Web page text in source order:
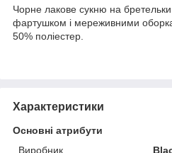
Чорне лакове сукню на
фартушком і мереживними
50% поліестер.
Характеристики
Основні атрибути
Виробник